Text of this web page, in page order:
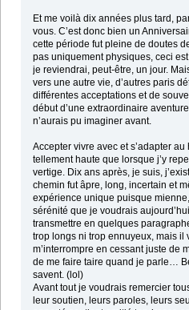
Et me voilà dix années plus tard,
vous. C’est donc bien un
cette période fut pleine de doutes
pas uniquement physiques, ceci
je reviendrai, peut-être, un jour.
vers une autre vie, d’autres paris
différentes acceptations et de
début d’une extraordinaire
n’aurais pu imaginer avant.
Accepter vivre avec et s’adapter
tellement haute que lorsque j’y
vertige. Dix ans après, je suis,
chemin fut âpre, long, incertain et
expérience unique puisque
sérénité que je voudrais
transmettre en quelques
trop longs ni trop ennuyeux, mais il
m’interrompre en cessant juste de
de me faire taire quand je parle…
savent. (lol)
Avant tout je voudrais remercier
leur soutien, leurs paroles, leurs